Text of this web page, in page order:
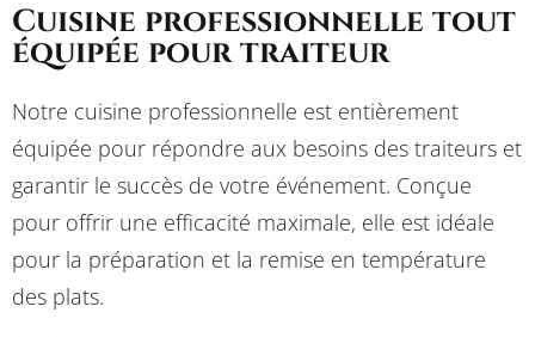
Cuisine professionnelle tout
équipée pour traiteur
Notre cuisine professionnelle est entièrement
équipée pour répondre aux besoins des traiteurs et
garantir le succès de votre événement. Conçue
pour offrir une efficacité maximale, elle est idéale
pour la préparation et la remise en température
des plats.